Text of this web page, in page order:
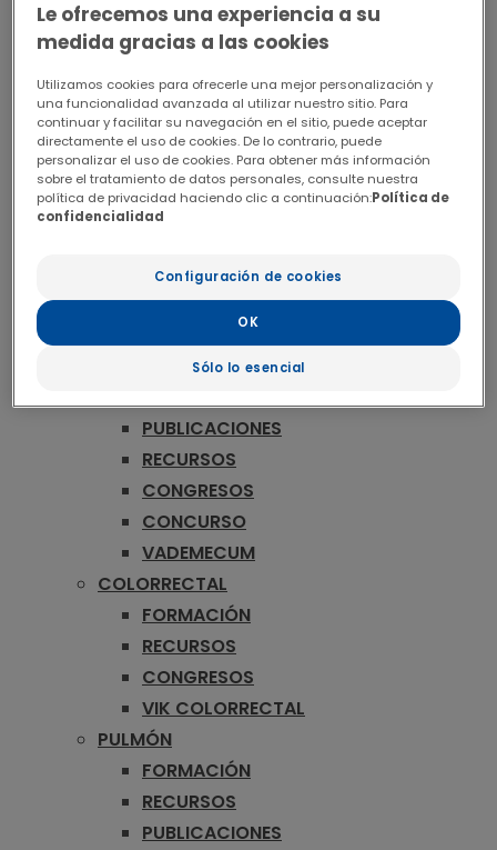
PUBLICACIONES
WEBINARS
RECURSOS
VADEMECUM
ONCOLOGÍA
MAMA
FORMACIÓN
CONGRESOS
CONCURSO
VADEMECUM
MELANOMA
PUBLICACIONES
RECURSOS
CONGRESOS
CONCURSO
VADEMECUM
COLORRECTAL
FORMACIÓN
RECURSOS
CONGRESOS
VIK COLORRECTAL
PULMÓN
FORMACIÓN
RECURSOS
PUBLICACIONES
Le ofrecemos una experiencia a su
medida gracias a las cookies
Utilizamos cookies para ofrecerle una mejor personalización y
una funcionalidad avanzada al utilizar nuestro sitio. Para
continuar y facilitar su navegación en el sitio, puede aceptar
directamente el uso de cookies. De lo contrario, puede
personalizar el uso de cookies. Para obtener más información
sobre el tratamiento de datos personales, consulte nuestra
política de privacidad haciendo clic a continuación:Política de
confidencialidad
Configuración de cookies
Sólo lo esencial
OK